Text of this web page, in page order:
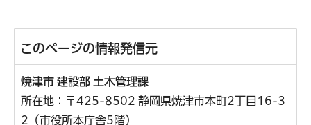
このページの情報発信元
焼津市 建設部 土木管理課
所在地：〒425-8502 静岡県焼津市本町2丁目16-3
2（市役所本庁舎5階）